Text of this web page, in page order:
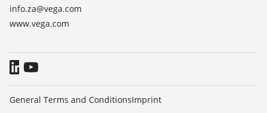
info.za@vega.com
www.vega.com
General Terms and ConditionsImprint